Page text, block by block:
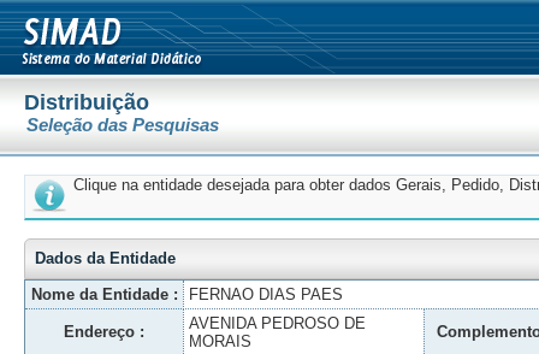
Distribuição
Seleção das Pesquisas
Clique na entidade desejada para obter dados Gerais, Pedido,
Dados da Entidade
Nome da Entidade :
FERNAO DIAS PAES
Endereço :
AVENIDA PEDROSO DE
MORAIS